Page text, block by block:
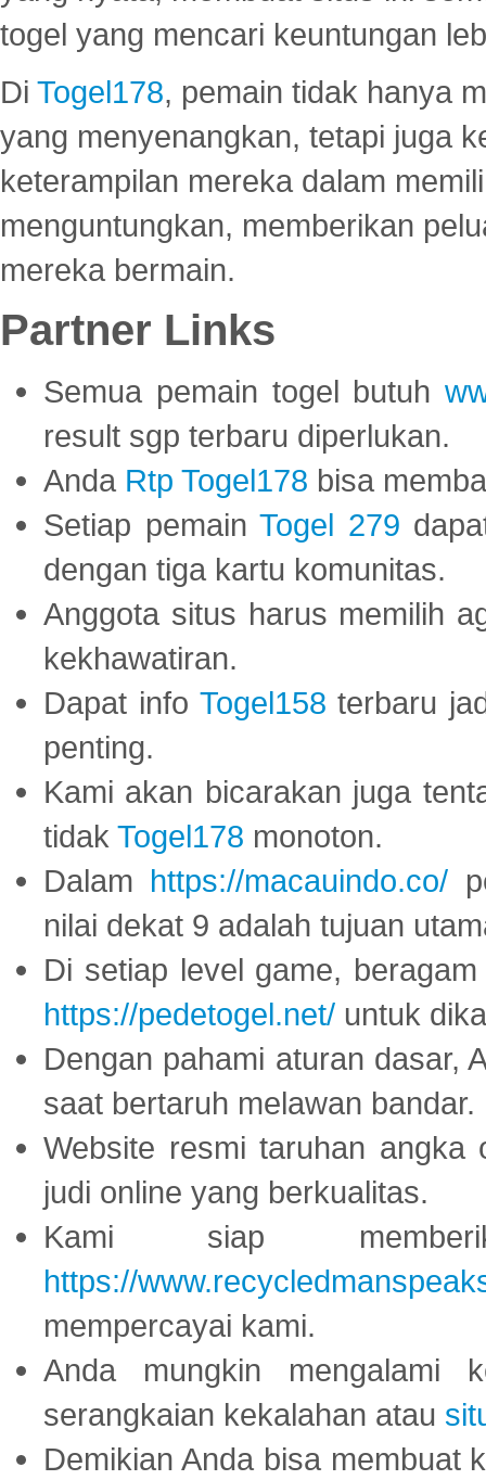
togel yang mencari keuntungan
Di Togel178, pemain tidak hanya
yang menyenangkan, tetapi juga
keterampilan mereka dalam
menguntungkan, memberikan
mereka bermain.
Partner Links
Semua pemain togel butuh
result sgp terbaru diperlukan.
Anda Rtp Togel178 bisa
Setiap pemainTogel 279
dengan tiga kartu komunitas.
Anggota situs harus memilih
kekhawatiran.
Dapat info Togel158 terbaru
penting.
Kami akan bicarakan juga
tidak Togel178 monoton.
Dalam https://macauindo.co/
nilai dekat 9 adalah tujuan
Di setiap level game,
https://pedetogel.net/ untuk
Dengan pahami aturan dasar,
saat bertaruh melawan bandar.
Website resmi taruhan
judi online yang berkualitas.
Kami siap
https://
mempercayai kami.
Anda mungkin mengalami
serangkaian kekalahan atau
Demikian Anda bisa membuat